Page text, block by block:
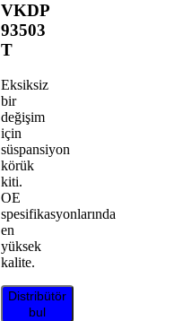
VKDP
93503
T
Eksiksiz
bir
değişim
için
süspansiyon
körük
kiti.
OE
spesifikasyonlarında
en
yüksek
kalite.
Distribütör
bul